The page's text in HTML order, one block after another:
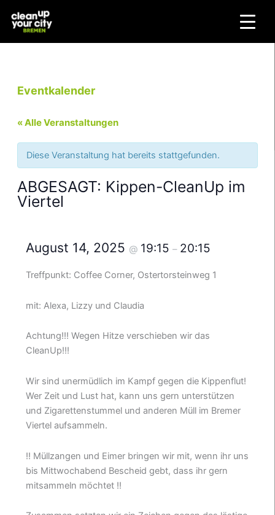
Inhalt
springen
Eventkalender
« Alle Veranstaltungen
Diese Veranstaltung hat bereits stattgefunden.
ABGESAGT: Kippen-CleanUp im
Viertel
August 14, 2025 @ 19:15– 20:15
Treffpunkt: Coffee Corner, Ostertorsteinweg 1
mit: Alexa, Lizzy und Claudia
Achtung!!! Wegen Hitze verschieben wir das
CleanUp!!!
Wir sind unermüdlich im Kampf gegen die Kippenflut!
Wer Zeit und Lust hat, kann uns gern unterstützen
und Zigarettenstummel und anderen Müll im Bremer
Viertel aufsammeln.
!! Müllzangen und Eimer bringen wir mit, wenn ihr uns
bis Mittwochabend Bescheid gebt, dass ihr gern
mitsammeln möchtet !!